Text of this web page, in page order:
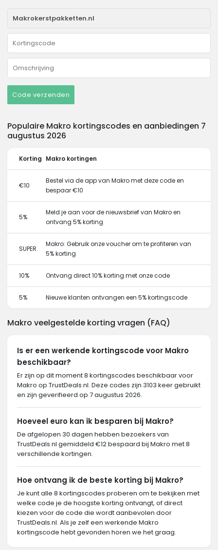
Code verzenden
Populaire Makro kortingscodes en aanbiedingen 7
augustus 2026
Korting Makro kortingen
€10
Bestel via de app van Makro met deze code en
bespaar €10
5%
Meld je aan voor de nieuwsbrief van Makro en
ontvang 5% korting
SUPER
Makro: Gebruik onze voucher om te profiteren van
5% korting
10% Ontvang direct 10% korting met onze code
5% Nieuwe klanten ontvangen een 5% kortingscode
Makro veelgestelde korting vragen (FAQ)
Is er een werkende kortingscode voor Makro
beschikbaar?
Er zijn op dit moment 8 kortingscodes beschikbaar voor
Makro op TrustDeals.nl. Deze codes zijn 3103 keer gebruikt
en zijn geverifieerd op 7 augustus 2026.
Hoeveel euro kan ik besparen bij Makro?
De afgelopen 30 dagen hebben bezoekers van
TrustDeals.nl gemiddeld €12 bespaard bij Makro met 8
verschillende kortingen.
Hoe ontvang ik de beste korting bij Makro?
Je kunt alle 8 kortingscodes proberen om te bekijken met
welke code je de hoogste korting ontvangt, of direct
kiezen voor de code die wordt aanbevolen door
TrustDeals.nl. Als je zelf een werkende Makro
kortingscode hebt gevonden horen we het graag.